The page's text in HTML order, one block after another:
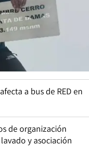
a bus de RED en
de organización
y asociación